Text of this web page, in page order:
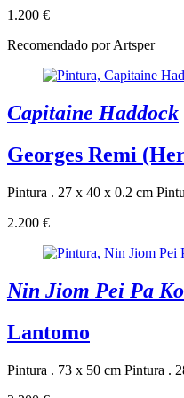
1.200 €
Recomendado por Artsper
Capitaine Haddock
Georges Remi
Pintura . 27 x 40 x 0.2 cm
2.200 €
Nin Jiom Pei Pa
Lantomo
Pintura . 73 x 50 cm Pintura .